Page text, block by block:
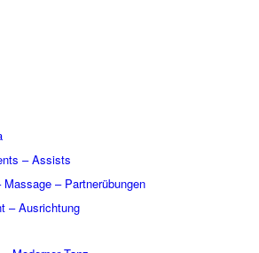
– Assists
– Partnerübungen
– Ausrichtung